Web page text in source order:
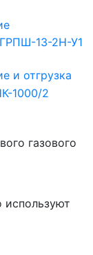
ГРПШ-13-2Н-У1
и отгрузка
1000/2
газового
используют